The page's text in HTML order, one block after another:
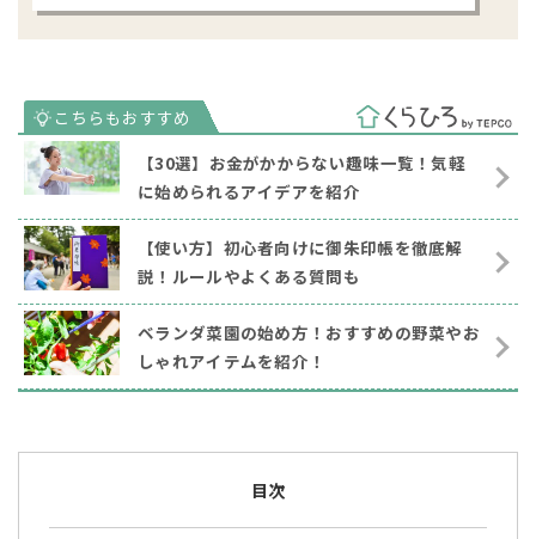
【30選】お金がかからない趣味一覧！気軽
に始められるアイデアを紹介
【使い方】初心者向けに御朱印帳を徹底解
説！ルールやよくある質問も
ベランダ菜園の始め方！おすすめの野菜やお
しゃれアイテムを紹介！
目次